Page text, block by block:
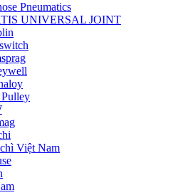
Pneumatics
UNIVERSAL JOINT
Việt Nam